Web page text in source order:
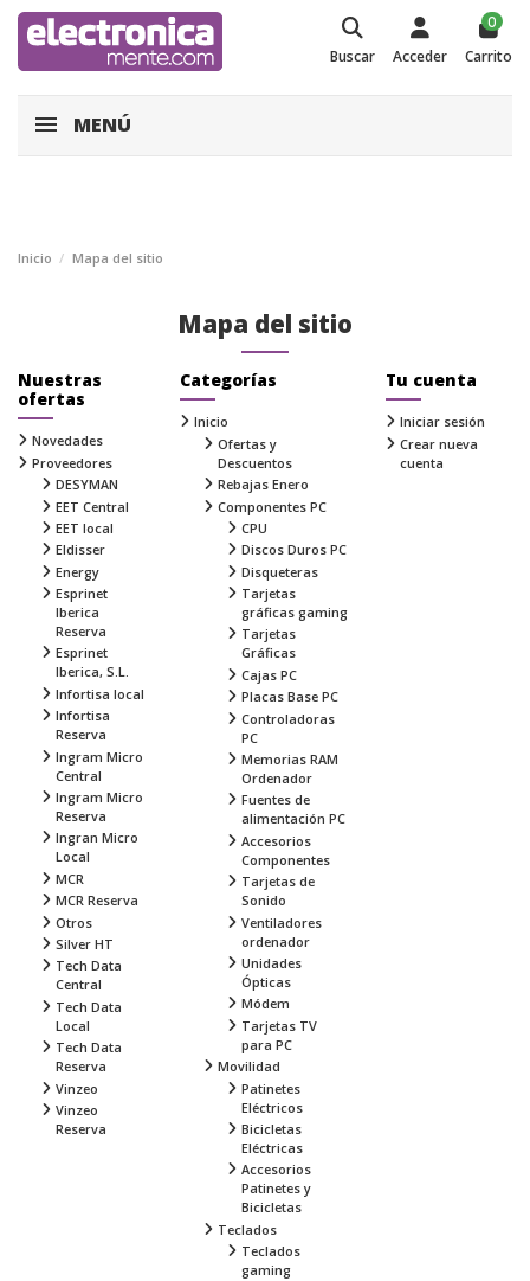
Buscar Acceder
0
Carrito
MENÚ
Inicio Mapa del sitio
Mapa del sitio
Nuestras
ofertas
Novedades
Proveedores
DESYMAN
EET Central
EET local
Eldisser
Energy
Esprinet
Iberica
Reserva
Esprinet
Iberica, S.L.
Infortisa local
Infortisa
Reserva
Ingram Micro
Central
Ingram Micro
Reserva
Ingran Micro
Local
MCR
MCR Reserva
Otros
Silver HT
Tech Data
Central
Tech Data
Local
Tech Data
Reserva
Vinzeo
Vinzeo
Reserva
Categorías
Inicio
Ofertas y
Descuentos
Rebajas Enero
Componentes PC
CPU
Discos Duros PC
Disqueteras
Tarjetas
gráficas gaming
Tarjetas
Gráficas
Cajas PC
Placas Base PC
Controladoras
PC
Memorias RAM
Ordenador
Fuentes de
alimentación PC
Accesorios
Componentes
Tarjetas de
Sonido
Ventiladores
ordenador
Unidades
Ópticas
Módem
Tarjetas TV
para PC
Movilidad
Patinetes
Eléctricos
Bicicletas
Eléctricas
Accesorios
Patinetes y
Bicicletas
Teclados
Teclados
gaming
Tu cuenta
Iniciar sesión
Crear nueva
cuenta